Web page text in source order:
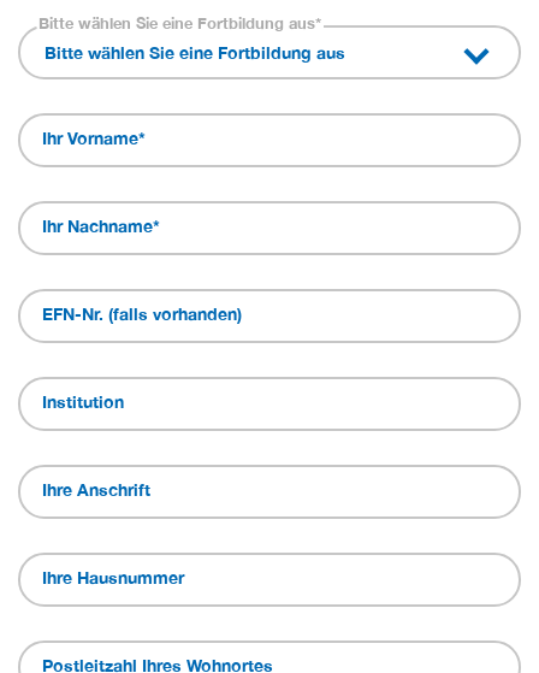
Bitte wählen Sie eine Fortbildung aus*
Bitte wählen Sie eine Fortbildung aus
Ihr Vorname*
Ihr Nachname*
EFN-Nr. (falls vorhanden)
Institution
Ihre Anschrift
Ihre Hausnummer
Postleitzahl Ihres Wohnortes